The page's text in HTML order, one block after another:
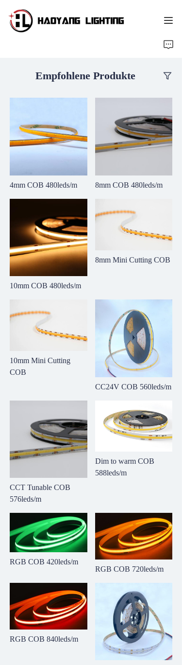
Empfohlene Produkte
4mm COB 480leds/m 8mm COB 480leds/m
10mm COB 480leds/m
8mm Mini Cutting COB
10mm Mini Cutting
COB
CC24V COB 560leds/m
CCT Tunable COB
576leds/m
Dim to warm COB
588leds/m
RGB COB 420leds/m
RGB COB 720leds/m
RGB COB 840leds/m
Produkt
Kundenspezifischer Service